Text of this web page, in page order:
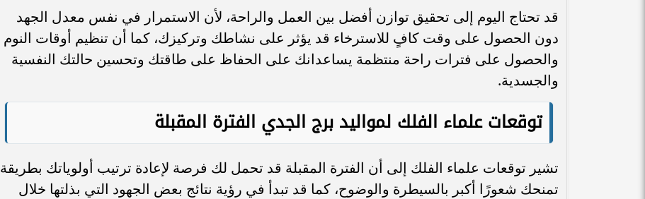
قد تحتاج اليوم إلى تحقيق توازن أفضل بين العمل والراحة، لأن الاستمرار في نفس معدل الجهد
دون الحصول على وقت كافٍ للاسترخاء قد يؤثر على نشاطك وتركيزك، كما أن تنظيم أوقات النوم
والحصول على فترات راحة منتظمة يساعدانك على الحفاظ على طاقتك وتحسين حالتك النفسية
والجسدية.
توقعات علماء الفلك لمواليد برج الجدي الفترة المقبلة
تشير توقعات علماء الفلك إلى أن الفترة المقبلة قد تحمل لك فرصة لإعادة ترتيب أولوياتك بطريقة
تمنحك شعورًا أكبر بالسيطرة والوضوح، كما قد تبدأ في رؤية نتائج بعض الجهود التي بذلتها خلال